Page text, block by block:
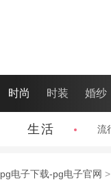
时尚 时装 婚纱
生活 流
pg电子下载-pg电子官网 >